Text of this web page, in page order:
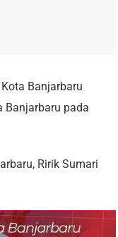
Banjarbaru
Banjarbaru pada
Ririk Sumari